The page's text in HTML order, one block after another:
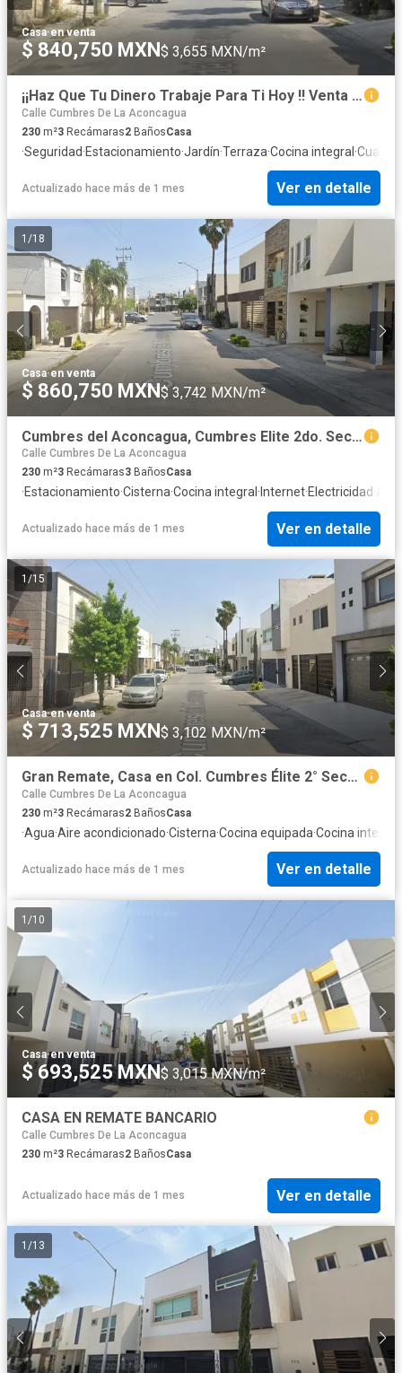
Casa·en venta
$ 840,750 MXN$ 3,655 MXN/m²
¡¡Haz Que Tu Dinero Trabaje Para Ti Hoy !! Venta de Hermosa Casa en Exclusiva Zona, Col. Cumbres Elite Monterrey NL.
Calle Cumbres De La Aconcagua
230 m²3 Recámaras2 BañosCasa
·Seguridad·Estacionamiento·Jardín·Terraza·Cocina integral ·Cuarto
Actualizado hace más de 1 mes Ver en detalle
1 /18
Casa·en venta
$ 860,750 MXN$ 3,742 MXN/m²
Cumbres del Aconcagua, Cumbres Elite 2do. Sector, Monterrey, Nuevo León, México. Casa en remate. Oportunidad única de inversión. no créditos.
Calle Cumbres De La Aconcagua
230 m²3 Recámaras3 BañosCasa
·Estacionamiento·Cisterna·Cocina integral · Internet·Electricidad·
Actualizado hace más de 1 mes Ver en detalle
1 /15
Casa·en venta
$ 713,525 MXN$ 3,102 MXN/m²
Gran Remate, Casa en Col. Cumbres Élite 2° Sector, Mty, N.L.
Calle Cumbres De La Aconcagua
230 m²3 Recámaras2 BañosCasa
·Agua·Aire acondicionado·Cisterna·Cocina equipada·Cocina integral
Actualizado hace más de 1 mes Ver en detalle
1 /10
Casa·en venta
$ 693,525 MXN$ 3,015 MXN/m²
CASA EN REMATE BANCARIO
Calle Cumbres De La Aconcagua
230 m²3 Recámaras2 BañosCasa
Actualizado hace más de 1 mes Ver en detalle
1 /13